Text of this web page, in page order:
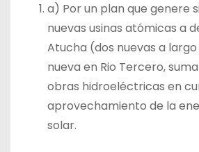
a) Por un plan que genere
nuevas usinas atómicas a
Atucha (dos nuevas a
nueva en Rio Tercero,
obras hidroeléctricas en
aprovechamiento de la
solar.